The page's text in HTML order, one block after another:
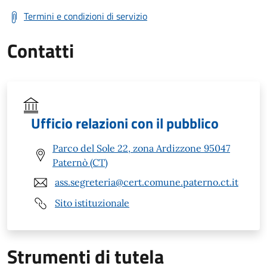
Termini e condizioni di servizio
Contatti
Ufficio relazioni con il pubblico
Parco del Sole 22, zona Ardizzone 95047
Paternò (CT)
ass.segreteria@cert.comune.paterno.ct.it
Sito istituzionale
Strumenti di tutela